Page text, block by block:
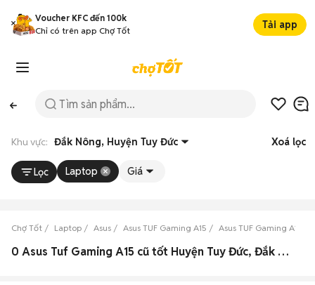
Voucher KFC đến 100k
Chỉ có trên app Chợ Tốt
Tải app
Khu vực: Đắk Nông, Huyện Tuy Đức Xoá lọc
Lọc Laptop Giá
Chợ Tốt Laptop Asus Asus TUF Gaming A15 Asus TUF Gaming A15
0 Asus Tuf Gaming A15 cũ tốt Huyện Tuy Đức, Đắk Nông